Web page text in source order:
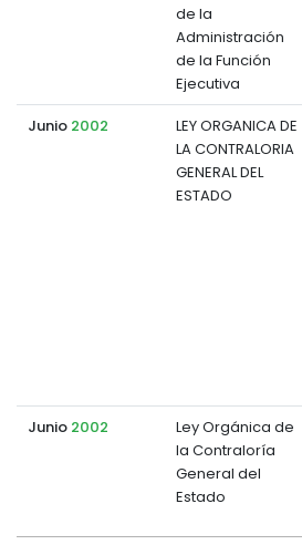
de la
Administración
de la Función
Ejecutiva
Junio 2002
LEY ORGANICA DE
LA CONTRALORIA
GENERAL DEL
ESTADO
Junio 2002
Ley Orgánica de
la Contraloría
General del
Estado